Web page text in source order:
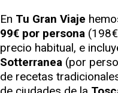
En Tu Gran Viaje
99€ por persona
precio habitual, e
Sotterranea (por
de recetas